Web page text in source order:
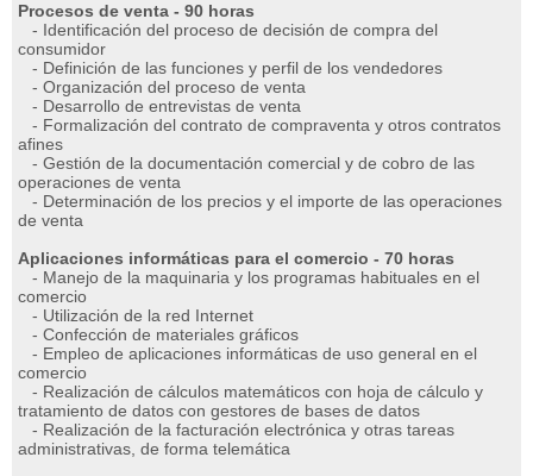
Procesos de venta - 90 horas
- Identificación del proceso de decisión de compra del
consumidor
- Definición de las funciones y perfil de los vendedores
- Organización del proceso de venta
- Desarrollo de entrevistas de venta
- Formalización del contrato de compraventa y otros contratos
afines
- Gestión de la documentación comercial y de cobro de las
operaciones de venta
- Determinación de los precios y el importe de las operaciones
de venta
Aplicaciones informáticas para el comercio - 70 horas
- Manejo de la maquinaria y los programas habituales en el
comercio
- Utilización de la red Internet
- Confección de materiales gráficos
- Empleo de aplicaciones informáticas de uso general en el
comercio
- Realización de cálculos matemáticos con hoja de cálculo y
tratamiento de datos con gestores de bases de datos
- Realización de la facturación electrónica y otras tareas
administrativas, de forma telemática